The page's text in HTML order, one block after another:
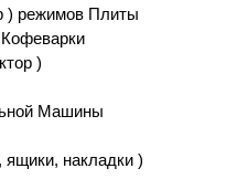
) режимов Плиты
)
Машины
накладки )